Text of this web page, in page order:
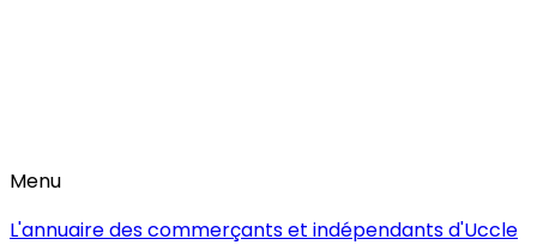
Menu
L'annuaire des commerçants et indépendants d'Uccle